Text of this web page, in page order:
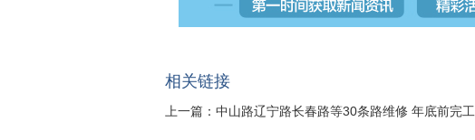
相关链接
上一篇： 中山路辽宁路长春路等30条路维修 年底前完工